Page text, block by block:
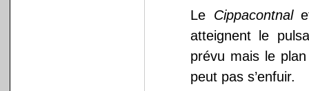
Le Cippacontnalet
atteignent le
prévu mais le
peut pas s’enfuir.